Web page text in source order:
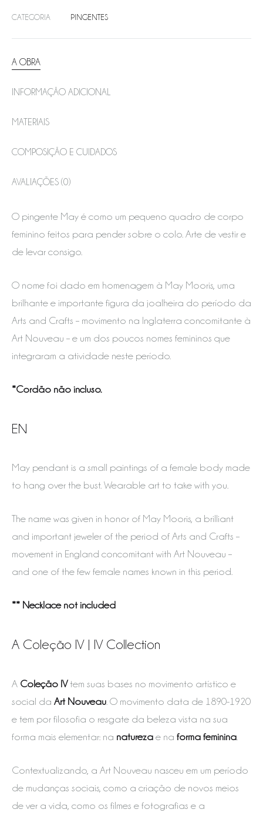
CATEGORIA PINGENTES
A OBRA
INFORMAÇÃO ADICIONAL
MATERIAIS
COMPOSIÇÃO E CUIDADOS
AVALIAÇÕES (0)
O pingente May é como um pequeno quadro de corpo
feminino feitos para pender sobre o colo. Arte de vestir e
de levar consigo.
O nome foi dado em homenagem à May Mooris, uma
brilhante e importante figura da joalheira do período da
Arts and Crafts – movimento na Inglaterra concomitante à
Art Nouveau – e um dos poucos nomes femininos que
integraram a atividade neste período.
*Cordão não incluso.
EN
May pendant is a small paintings of a female body made
to hang over the bust. Wearable art to take with you.
The name was given in honor of May Mooris, a brilliant
and important jeweler of the period of Arts and Crafts –
movement in England concomitant with Art Nouveau –
and one of the few female names known in this period.
** Necklace not included
A Coleção IV | IV Collection
A Coleção IVtem suas bases no movimento artístico e
social da Art Nouveau . O movimento data de 1890-1920
e tem por filosofia o resgate da beleza vista na sua
forma mais elementar: na natureza e na forma feminina
Contextualizando, a Art Nouveau nasceu em um período
de mudanças sociais, como a criação de novos meios
de ver a vida, como os filmes e fotografias e a